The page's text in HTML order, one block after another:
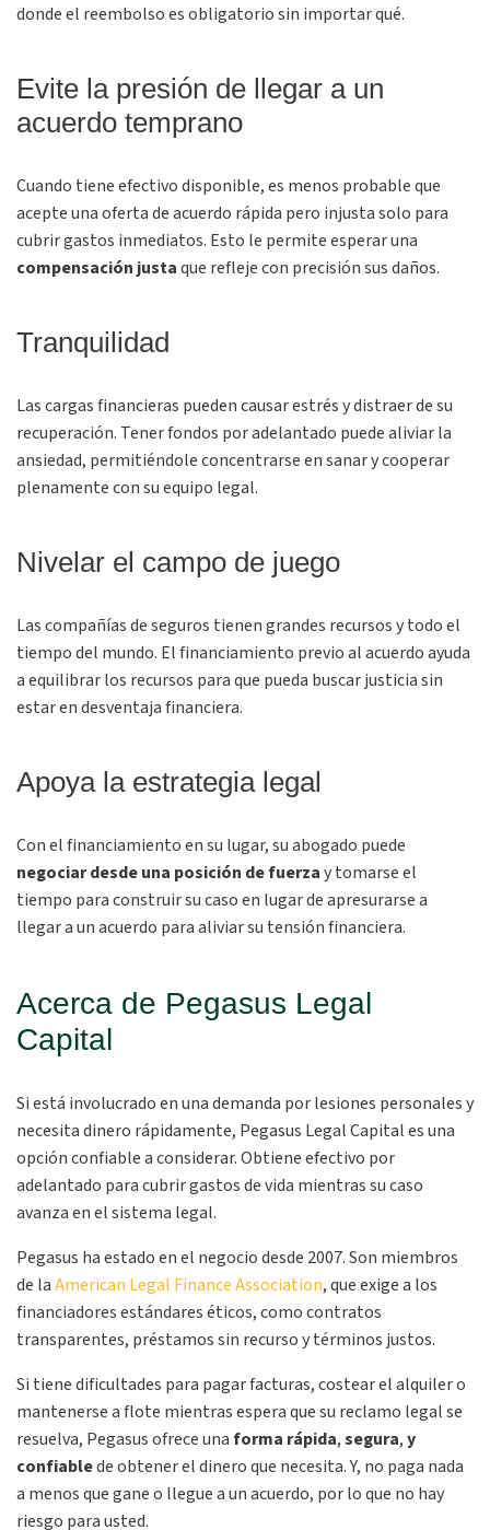
donde el reembolso es obligatorio sin importar qué.
Evite la presión de llegar a un
acuerdo temprano
Cuando tiene efectivo disponible, es menos probable que
acepte una oferta de acuerdo rápida pero injusta solo para
cubrir gastos inmediatos. Esto le permite esperar una
compensación justaque refleje con precisión sus daños.
Tranquilidad
Las cargas financieras pueden causar estrés y distraer de su
recuperación. Tener fondos por adelantado puede aliviar la
ansiedad, permitiéndole concentrarse en sanar y cooperar
plenamente con su equipo legal.
Nivelar el campo de juego
Las compañías de seguros tienen grandes recursos y todo el
tiempo del mundo. El financiamiento previo al acuerdo ayuda
a equilibrar los recursos para que pueda buscar justicia sin
estar en desventaja financiera.
Apoya la estrategia legal
Con el financiamiento en su lugar, su abogado puede
negociar desde una posición de fuerzay tomarse el
tiempo para construir su caso en lugar de apresurarse a
llegar a un acuerdo para aliviar su tensión financiera.
Acerca de Pegasus Legal
Capital
Si está involucrado en una demanda por lesiones personales y
necesita dinero rápidamente, Pegasus Legal Capital es una
opción confiable a considerar. Obtiene efectivo por
adelantado para cubrir gastos de vida mientras su caso
avanza en el sistema legal.
Pegasus ha estado en el negocio desde 2007. Son miembros
de laAmerican Legal Finance Association, que exige a los
financiadores estándares éticos, como contratos
transparentes, préstamos sin recurso y términos justos.
Si tiene dificultades para pagar facturas, costear el alquiler o
mantenerse a flote mientras espera que su reclamo legal se
resuelva, Pegasus ofrece unaforma rápida,segura,y
confiablede obtener el dinero que necesita. Y, no paga nada
a menos que gane o llegue a un acuerdo, por lo que no hay
riesgo para usted.